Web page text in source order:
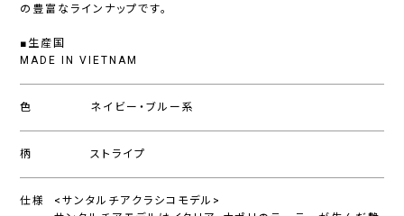
の豊富なラインナップです。
■生産国
MADE IN VIETNAM
色 ネイビー・ブルー系
柄 ストライプ
仕様
<サンタルチアクラシコモデル>